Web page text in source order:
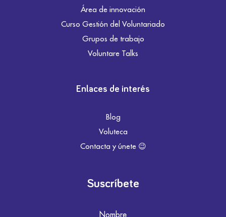
Área de innovación
Curso Gestión del Voluntariado
Grupos de trabajo
Voluntare Talks
Enlaces de interés
Blog
Voluteca
Contacta y únete 😉
Suscríbete
Nombre